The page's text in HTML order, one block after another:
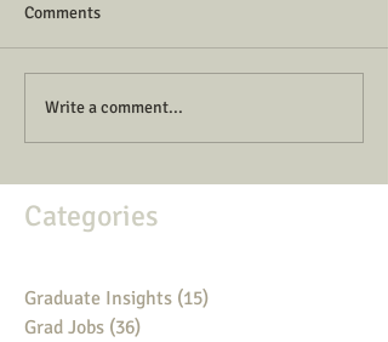
Comments
Write a comment...
Categories
Graduate Insights (15)
Grad Jobs (36)